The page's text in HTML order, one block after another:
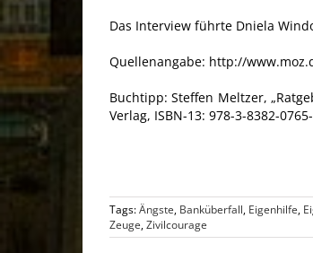
Das Interview führte Dniela
Quellenangabe: http://
Buchtipp: Steffen Meltzer,
Verlag, ISBN-13: 978-3-8382-
Tags:Ängste, Banküberfall, Eigenhilfe,
Zeuge,Zivilcourage